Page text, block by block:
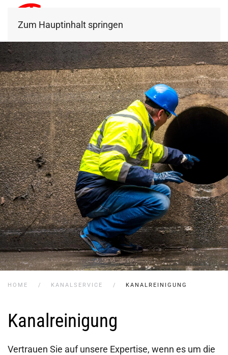
Zum Hauptinhalt springen
HOME KANALSERVICE KANALREINIGUNG
Kanalreinigung
Vertrauen Sie auf unsere Expertise, wenn es um die